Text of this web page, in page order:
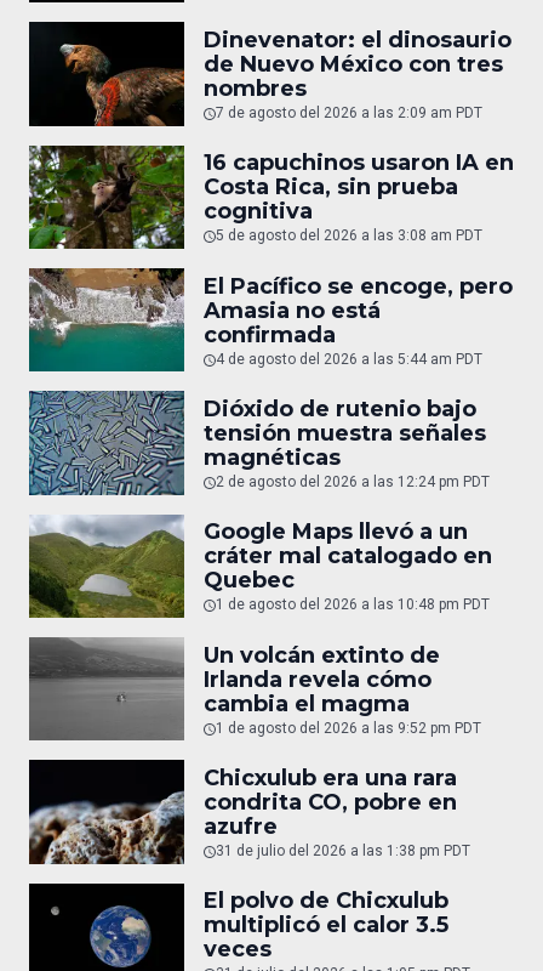
Dinevenator: el dinosaurio
de Nuevo México con tres
nombres
7 de agosto del 2026 a las 2:09 am PDT
16 capuchinos usaron IA en
Costa Rica, sin prueba
cognitiva
5 de agosto del 2026 a las 3:08 am PDT
El Pacífico se encoge, pero
Amasia no está
confirmada
4 de agosto del 2026 a las 5:44 am PDT
Dióxido de rutenio bajo
tensión muestra señales
magnéticas
2 de agosto del 2026 a las 12:24 pm PDT
Google Maps llevó a un
cráter mal catalogado en
Quebec
1 de agosto del 2026 a las 10:48 pm PDT
Un volcán extinto de
Irlanda revela cómo
cambia el magma
1 de agosto del 2026 a las 9:52 pm PDT
Chicxulub era una rara
condrita CO, pobre en
azufre
31 de julio del 2026 a las 1:38 pm PDT
El polvo de Chicxulub
multiplicó el calor 3.5
veces